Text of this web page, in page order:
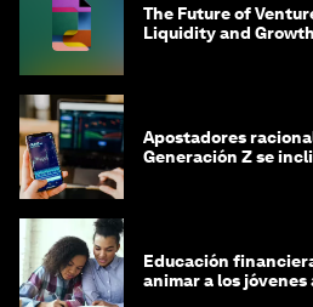
The Future of
Liquidity and Growth
Apostadores
Generación Z se
Educación
animar a los